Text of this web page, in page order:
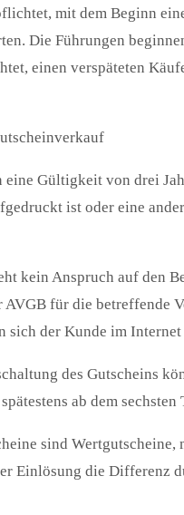
mit dem Beginn
Die Führungen
einen verspäteten
eine Gültigkeit von drei
ist oder eine
kein Anspruch auf den
AVGB für die betreffende
sich der Kunde im
des Gutscheins
ab dem
sind
Einlösung die Differenz